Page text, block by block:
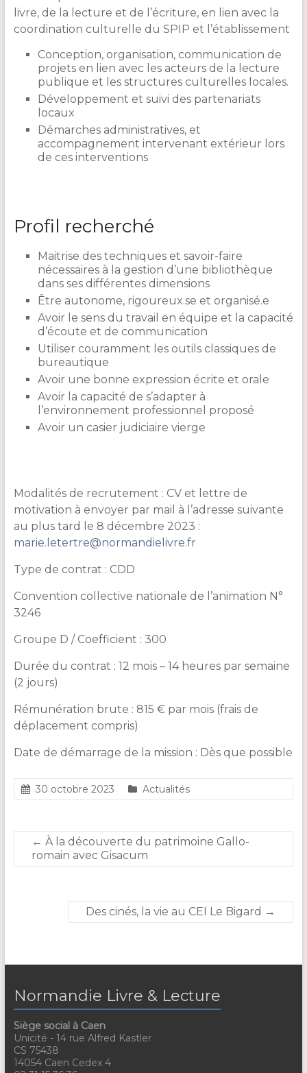
livre, de la lecture et de l’écriture, en lien avec la
coordination culturelle du SPIP et l’établissement
Conception, organisation, communication de
projets en lien avec les acteurs de la lecture
publique et les structures culturelles locales.
Développement et suivi des partenariats
locaux
Démarches administratives, et
accompagnement intervenant extérieur lors
de ces interventions
Profil recherché
Maitrise des techniques et savoir-faire
nécessaires à la gestion d’une bibliothèque
dans ses différentes dimensions
Être autonome, rigoureux.se et organisé.e
Avoir le sens du travail en équipe et la capacité
d’écoute et de communication
Utiliser couramment les outils classiques de
bureautique
Avoir une bonne expression écrite et orale
Avoir la capacité de s’adapter à
l’environnement professionnel proposé
Avoir un casier judiciaire vierge
Modalités de recrutement : CV et lettre de
motivation à envoyer par mail à l’adresse suivante
au plus tard le 8 décembre 2023 :
marie.letertre@normandielivre.fr
Type de contrat : CDD
Convention collective nationale de l’animation N°
3246
Groupe D / Coefficient : 300
Durée du contrat : 12 mois – 14 heures par semaine
(2 jours)
Rémunération brute : 815 € par mois (frais de
déplacement compris)
Date de démarrage de la mission : Dès que possible
30 octobre 2023 Actualités
← À la découverte du patrimoine Gallo-
romain avec Gisacum
Des cinés, la vie au CEI Le Bigard →
Normandie Livre & Lecture
Siège social à Caen
Unicité - 14 rue Alfred Kastler
CS 75438
14054 Caen Cedex 4